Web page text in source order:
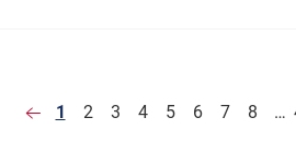
1 2 3 4 5 6 7 8 …